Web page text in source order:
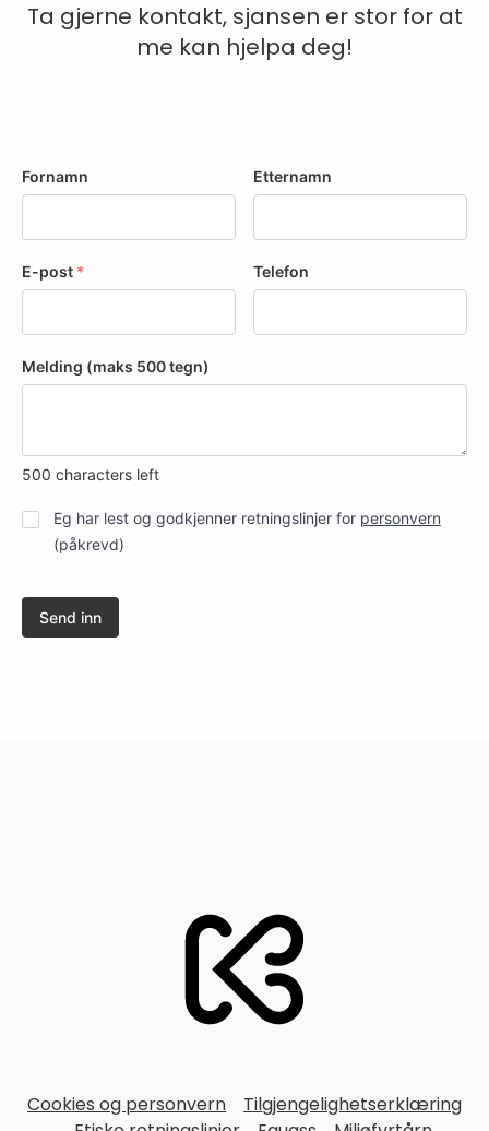
Ta gjerne kontakt, sjansen er stor for at
me kan hjelpa deg!
Fornamn Etternamn
E-post * Telefon
Melding (maks 500 tegn)
500 characters left
Personvern*
Eg har lest og godkjenner retningslinjer for personvern
(påkrevd)
Send inn
Cookies og personvern
Tilgjengelighetserklæring